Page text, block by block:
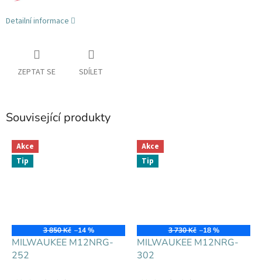
Detailní informace
ZEPTAT SE SDÍLET
Související produkty
Akce
Tip
3 850 Kč –14 %
MILWAUKEE M12NRG-
252
Akce
Tip
3 730 Kč –18 %
MILWAUKEE M12NRG-
302